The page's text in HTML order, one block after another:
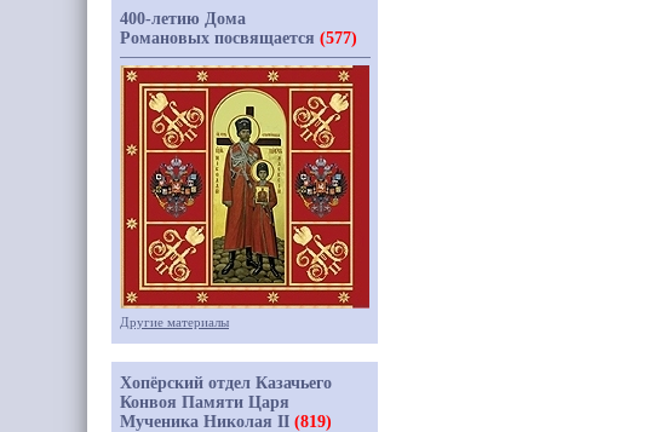
400-летию Дома
Романовых посвящается (577)
Другие материалы
Хопёрский отдел Казачьего
Конвоя Памяти Царя
Мученика Николая II (819)